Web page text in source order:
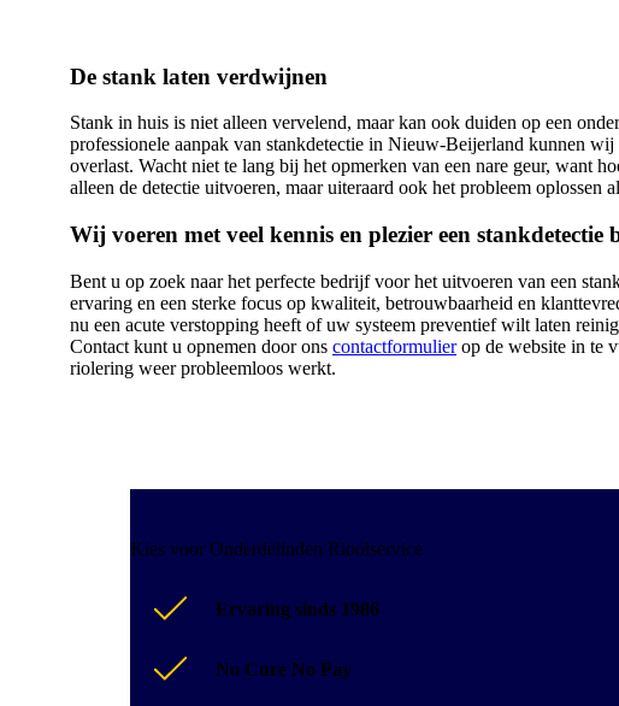
De stank laten verdwijnen
Stank in huis is niet alleen vervelend, maar kan ook duiden op een
professionele aanpak van stankdetectie in Nieuw-Beijerland kunnen
overlast. Wacht niet te lang bij het opmerken van een nare geur, want
alleen de detectie uitvoeren, maar uiteraard ook het probleem oplossen
Wij voeren met veel kennis en plezier een
Bent u op zoek naar het perfecte bedrijf voor het uitvoeren van een
ervaring en een sterke focus op kwaliteit, betrouwbaarheid en
nu een acute verstopping heeft of uw systeem preventief wilt laten
Contact kunt u opnemen door ons contactformulierop de website in te
riolering weer probleemloos werkt.
Kies voor Onderdelinden Rioolservice
Ervaring sinds 1986
No Cure No Pay